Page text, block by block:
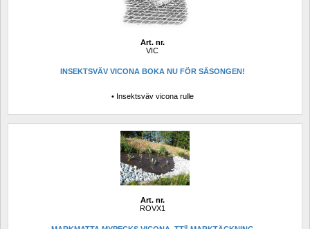
Art. nr.
VIC
INSEKTSVÄV VICONA BOKA NU FÖR SÄSONGEN!
• Insektsväv vicona rulle
Art. nr.
ROVX1
®